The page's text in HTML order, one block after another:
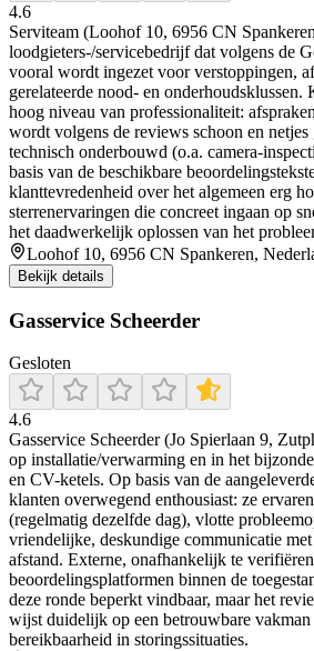
4.6
Serviteam (Loohof 10, 6956 CN
loodgieters-/servicebedrijf dat volgens de
vooral wordt ingezet voor verstoppingen,
gerelateerde nood- en onderhoudsklussen.
hoog niveau van professionaliteit:
wordt volgens de reviews schoon en
technisch onderbouwd (o.a. camera-
basis van de beschikbare
klanttevredenheid over het algemeen erg
sterrenervaringen die concreet ingaan op
het daadwerkelijk oplossen van het
Loohof 10, 6956 CN Spankeren,
Bekijk details
Gasservice Scheerder
Gesloten
4.6
Gasservice Scheerder (Jo Spierlaan 9,
op installatie/verwarming en in het
en CV-ketels. Op basis van de
klanten overwegend enthousiast: ze
(regelmatig dezelfde dag), vlotte
vriendelijke, deskundige communicatie
afstand. Externe, onafhankelijk te
beoordelingsplatformen binnen de
deze ronde beperkt vindbaar, maar het
wijst duidelijk op een betrouwbare vakman
bereikbaarheid in storingssituaties.